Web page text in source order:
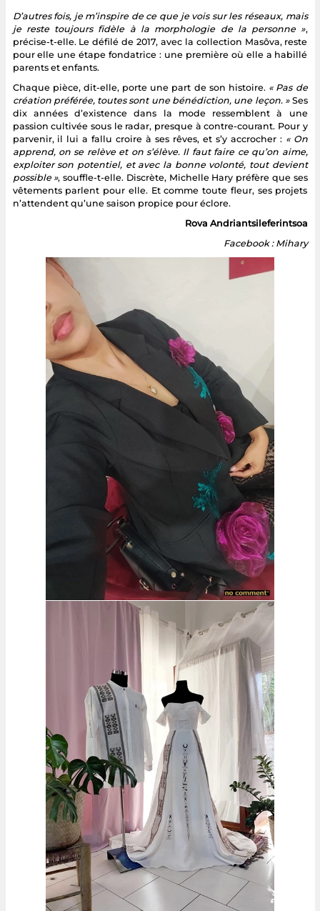
D’autres fois, je m’inspire de ce que je vois sur les réseaux, mais
je reste toujours fidèle à la morphologie de la personne »,
précise-t-elle. Le défilé de 2017, avec la collection Masôva, reste
pour elle une étape fondatrice : une première où elle a habillé
parents et enfants.
Chaque pièce, dit-elle, porte une part de son histoire. « Pas de
création préférée, toutes sont une bénédiction, une leçon. »Ses
dix années d’existence dans la mode ressemblent à une
passion cultivée sous le radar, presque à contre-courant. Pour y
parvenir, il lui a fallu croire à ses rêves, et s’y accrocher : « On
apprend, on se relève et on s’élève. Il faut faire ce qu’on aime,
exploiter son potentiel, et avec la bonne volonté, tout devient
possible », souffle-t-elle. Discrète, Michelle Hary préfère que ses
vêtements parlent pour elle. Et comme toute fleur, ses projets
n’attendent qu’une saison propice pour éclore.
Rova Andriantsileferintsoa
Facebook : Mihary